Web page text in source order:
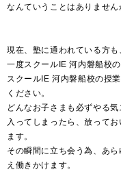
なんていうことはありません
現在、塾に通われている方
一度スクールIE 河内磐船校
スクールIE 河内磐船校の授
ください。
どんなお子さまも必ずやる
入ってしまったら、放って
ます。
その瞬間に立ち会う為、あ
え働きかけます。